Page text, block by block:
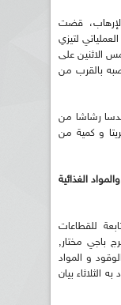
قضت
لتيزي
الاثنين على
تم نصبه بالقرب من
رشاشا من
و كمية من
الغذائية
للقطاعات
باجي مختار,
من الوقود و المواد
الثلاثاء بيان